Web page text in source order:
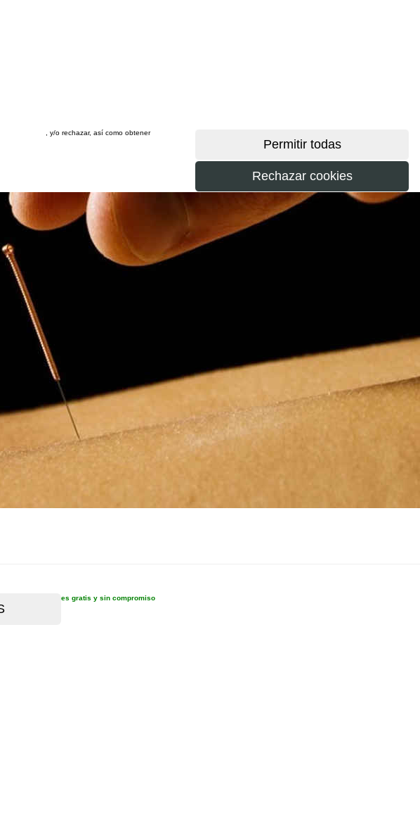
, y/o rechazar, así como obtener
es gratis y sin compromiso